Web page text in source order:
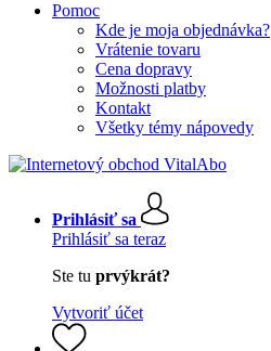
Pomoc
Kde je moja objednávka?
Vrátenie tovaru
Cena dopravy
Možnosti platby
Kontakt
Všetky témy nápovedy
Prihlásiť sa
Prihlásiť sa teraz
Ste tu prvýkrát?
Vytvoriť účet